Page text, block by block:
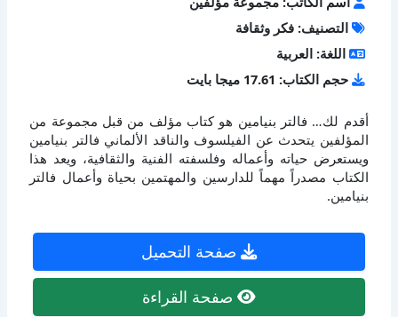
التصنيف: فكر وثقافة
اللغة: العربية
حجم الكتاب: 17.61 ميجا بايت
أقدم لك… فالتر بنيامين هو كتاب مؤلف من قبل مجموعة من
المؤلفين يتحدث عن الفيلسوف والناقد الألماني فالتر بنيامين
ويستعرض حياته وأعماله وفلسفته الفنية والثقافية، ويعد هذا
الكتاب مصدراً مهماً للدارسين والمهتمين بحياة وأعمال فالتر
بنيامين.
صفحة التحميل
صفحة القراءة